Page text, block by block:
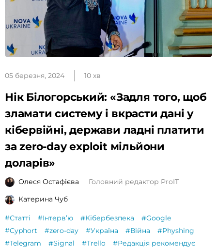
05 березня, 2024 10 хв
Нік Білогорський: «Задля того, щоб
зламати систему і вкрасти дані у
кібервійні, держави ладні платити
за zero-day exploit мільйони
доларів»
Олеся Остафієва
Головний редактор ProIT
Катерина Чуб
#Статті #Інтервʼю #Кібербезпека
#Google
#Cyphort
#zero-day #Україна #Війна
#Physhing
#Telegram
#Signal #Trello #Редакція рекомендує